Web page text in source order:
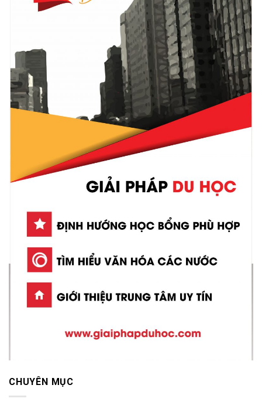
CHUYÊN MỤC